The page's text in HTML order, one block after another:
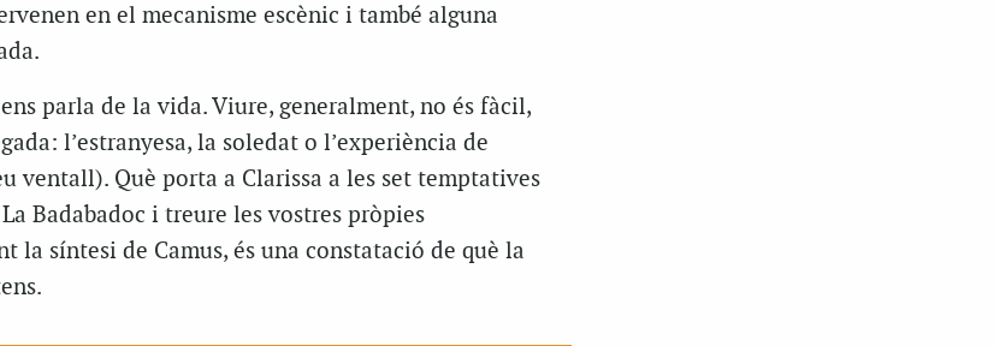
en el mecanisme escènic i també alguna
parla de la vida. Viure, generalment, no és fàcil,
l’estranyesa, la soledat o l’experiència de
ventall). Què porta a Clarissa a les set temptatives
Badabadoc i treure les vostres pròpies
la síntesi de Camus, és una constatació de què la